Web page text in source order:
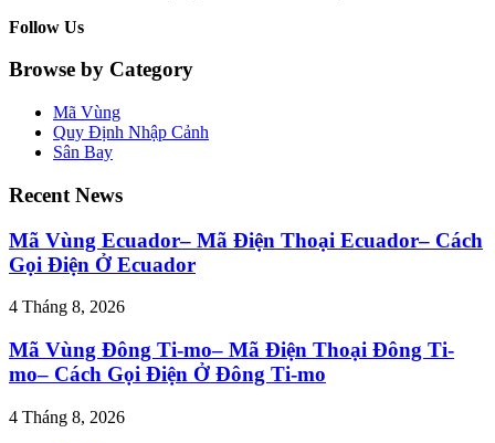
Follow Us
Browse by Category
Mã Vùng
Quy Định Nhập Cảnh
Sân Bay
Recent News
Mã Vùng Ecuador– Mã Điện Thoại Ecuador– Cách
Gọi Điện Ở Ecuador
4 Tháng 8, 2026
Mã Vùng Đông Ti-mo– Mã Điện Thoại Đông Ti-
mo– Cách Gọi Điện Ở Đông Ti-mo
4 Tháng 8, 2026